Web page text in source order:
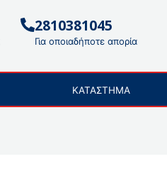
2810381045
Για οποιαδήποτε απορία
ΚΑΤΑΣΤΗΜΑ